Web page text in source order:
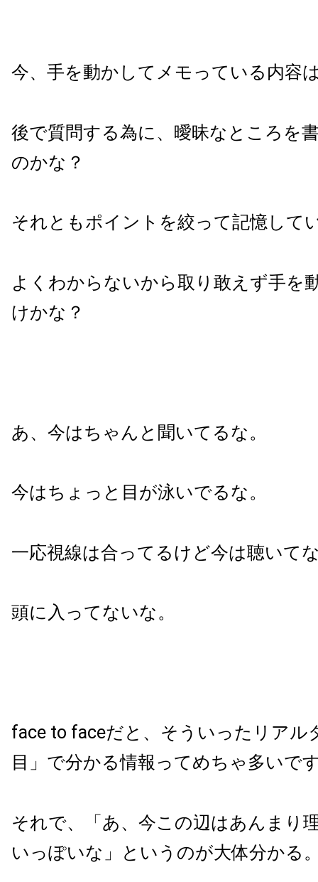
今、手を動かしてメモっている内容
後で質問する為に、曖昧なところを
のかな？
それともポイントを絞って記憶して
よくわからないから取り敢えず手を
けかな？
あ、今はちゃんと聞いてるな。
今はちょっと目が泳いでるな。
一応視線は合ってるけど今は聴いて
頭に入ってないな。
face to faceだと、そういったリアル
目」で分かる情報ってめちゃ多いで
それで、「あ、今この辺はあんまり
いっぽいな」というのが大体分かる